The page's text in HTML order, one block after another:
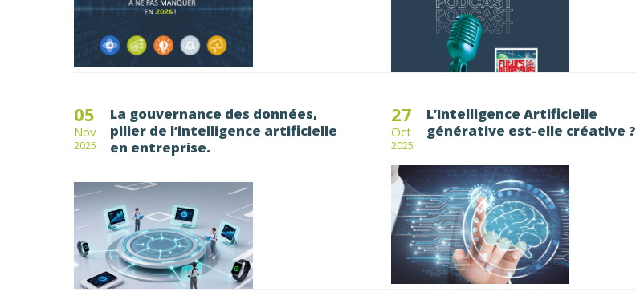
05
Nov
2025
La gouvernance des données,
pilier de l’intelligence artificielle
en entreprise.
27
Oct
2025
L’Intelligence Artificielle
générative est-elle créative ?